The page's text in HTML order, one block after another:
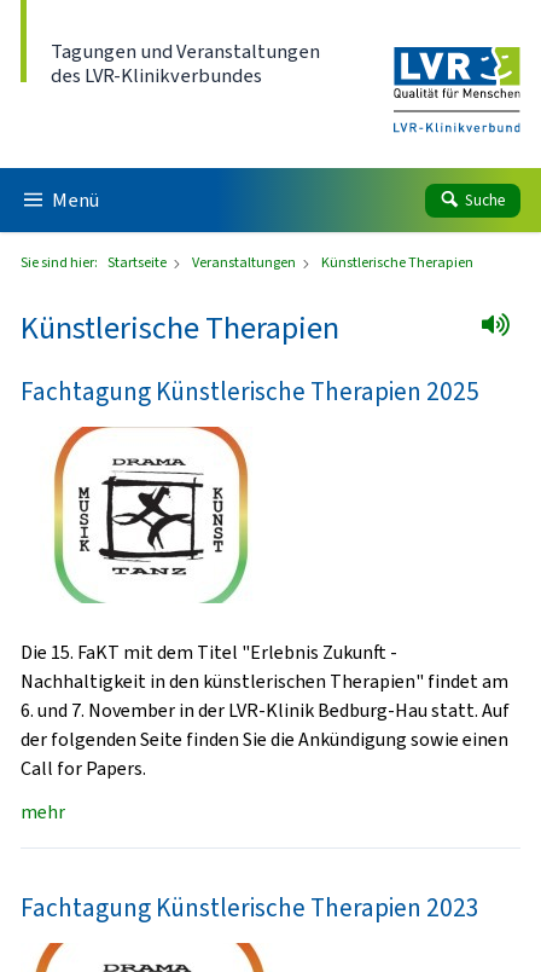
Tagungen und Veranstaltungen
des LVR-Klinikverbundes
Menü Suche
Sie sind hier: Startseite Veranstaltungen Künstlerische Therapien
Künstlerische Therapien
Fachtagung Künstlerische Therapien 2025
Die 15. FaKT mit dem Titel "Erlebnis Zukunft -
Nachhaltigkeit in den künstlerischen Therapien" findet am
6. und 7. November in der LVR-Klinik Bedburg-Hau statt. Auf
der folgenden Seite finden Sie die Ankündigung sowie einen
Call for Papers.
mehr
Fachtagung Künstlerische Therapien 2023